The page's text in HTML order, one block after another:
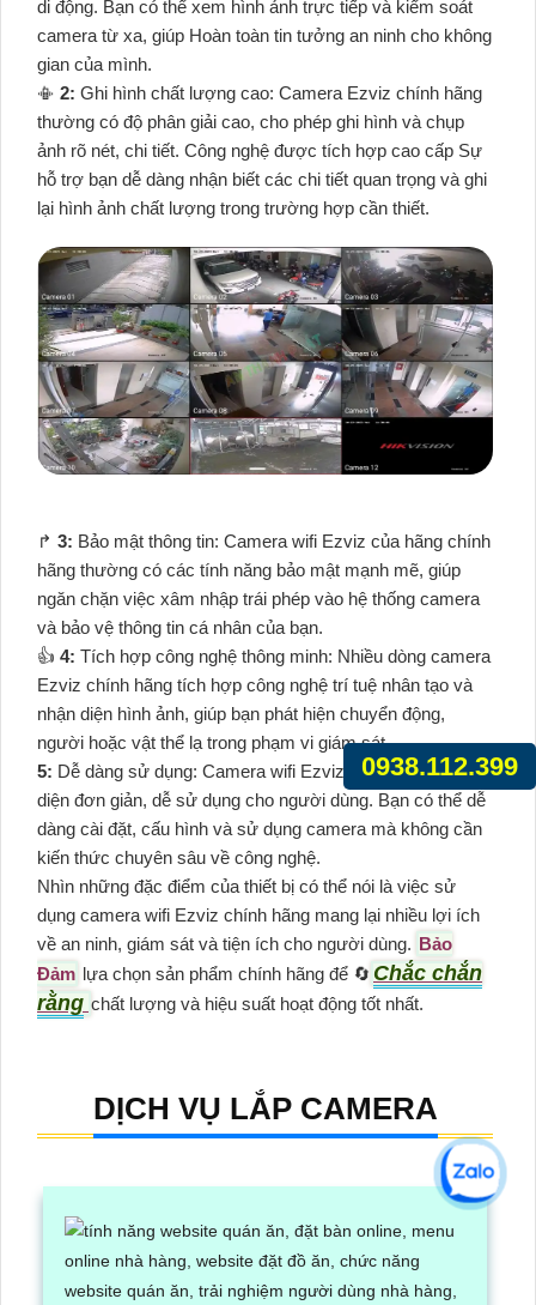
di động. Bạn có thể xem hình ảnh trực tiếp và kiểm soát
camera từ xa, giúp Hoàn toàn tin tưởng an ninh cho không
gian của mình.
📳 2: Ghi hình chất lượng cao: Camera Ezviz chính hãng
thường có độ phân giải cao, cho phép ghi hình và chụp
ảnh rõ nét, chi tiết. Công nghệ được tích hợp cao cấp Sự
hỗ trợ bạn dễ dàng nhận biết các chi tiết quan trọng và ghi
lại hình ảnh chất lượng trong trường hợp cần thiết.
️↱ 3: Bảo mật thông tin: Camera wifi Ezviz của hãng chính
hãng thường có các tính năng bảo mật mạnh mẽ, giúp
ngăn chặn việc xâm nhập trái phép vào hệ thống camera
và bảo vệ thông tin cá nhân của bạn.
👍 4: Tích hợp công nghệ thông minh: Nhiều dòng camera
Ezviz chính hãng tích hợp công nghệ trí tuệ nhân tạo và
nhận diện hình ảnh, giúp bạn phát hiện chuyển động,
người hoặc vật thể lạ trong phạm vi giám sát.
5: Dễ dàng sử dụng: Camera wifi Ezviz thường có giao
diện đơn giản, dễ sử dụng cho người dùng. Bạn có thể dễ
dàng cài đặt, cấu hình và sử dụng camera mà không cần
kiến thức chuyên sâu về công nghệ.
Nhìn những đặc điểm của thiết bị có thể nói là việc sử
dụng camera wifi Ezviz chính hãng mang lại nhiều lợi ích
về an ninh, giám sát và tiện ích cho người dùng. Bảo
Đảm lựa chọn sản phẩm chính hãng để 🔄 Chắc chắn
rằng chất lượng và hiệu suất hoạt động tốt nhất.
DỊCH VỤ LẮP CAMERA
0938.112.399